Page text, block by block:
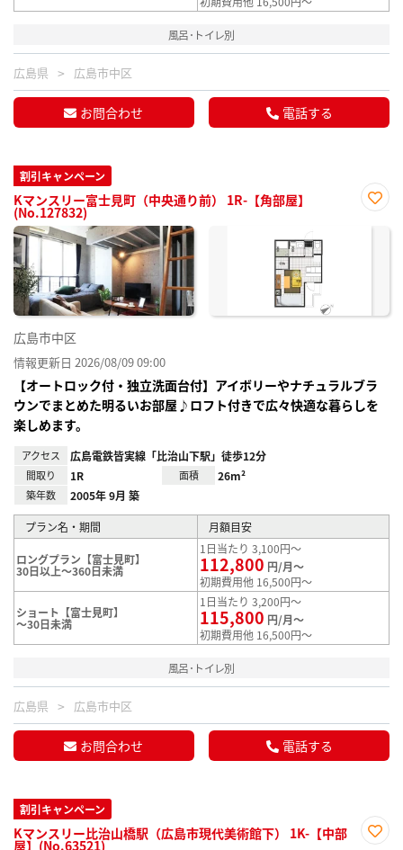
風呂･トイレ別
広島県 広島市中区
お問合わせ 電話する
割引キャンペーン
Kマンスリー富士見町（中央通り前） 1R-【角部屋】
(No.127832)
に入
広島市中区
情報更新日 2026/08/09 09:00
【オートロック付・独立洗面台付】アイボリーやナチュラルブラ
ウンでまとめた明るいお部屋♪ロフト付きで広々快適な暮らしを
楽しめます。
アクセス 広島電鉄皆実線「比治山下駅」徒歩12分
間取り 1R 面積 26m²
築年数 2005年 9月 築
プラン名・期間 月額目安
ロングプラン【富士見町】
30日以上～360日未満
1日当たり 3,100円～
112,800 円/月～
初期費用他 16,500円～
ショート【富士見町】
～30日未満
1日当たり 3,200円～
115,800 円/月～
初期費用他 16,500円～
風呂･トイレ別
広島県 広島市中区
お問合わせ 電話する
割引キャンペーン
Kマンスリー比治山橋駅（広島市現代美術館下） 1K-【中部
屋】(No.63521)